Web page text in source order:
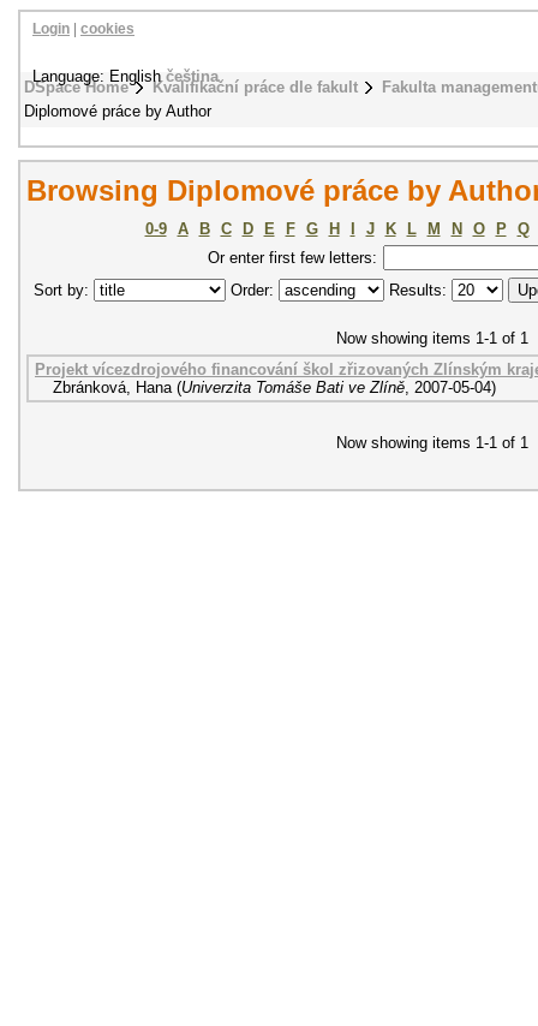
DSpace Home Kvalifikační práce dle fakult
Fakulta
Diplomové práce by Author
Login cookies
Language: Englishčeština
Browsing Diplomové práce by
0-9 A B C D E F G H J K L M N O P
Q
Or enter first few letters:
Sort by:
Order: Results:
Now showing items 1-1 of 1
Projekt vícezdrojového financování škol zřizovaných Zlínským
Zbránková, Hana (Univerzita Tomáše Bati ve Zlíně, 2007-05-04)
Now showing items 1-1 of 1